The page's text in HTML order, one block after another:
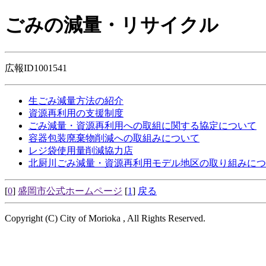
ごみの減量・リサイクル
広報ID1001541
生ごみ減量方法の紹介
資源再利用の支援制度
ごみ減量・資源再利用への取組に関する協定について
容器包装廃棄物削減への取組みについて
レジ袋使用量削減協力店
北厨川ごみ減量・資源再利用モデル地区の取り組みに
[0] 盛岡市公式ホームページ [1] 戻る
Copyright (C) City of Morioka , All Rights Reserved.